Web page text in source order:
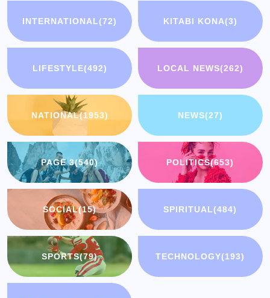
INTERNATIONAL(72) KITABI KONA(3)
LIFESTYLE(492) LOCAL NEWS(262)
NATIONAL(1953) NEWS(27)
PAGE 3(540) POLITICS(653)
SOCIAL(15) SPIRITUAL(484)
SPORTS(79) TECHNOLOGY(193)